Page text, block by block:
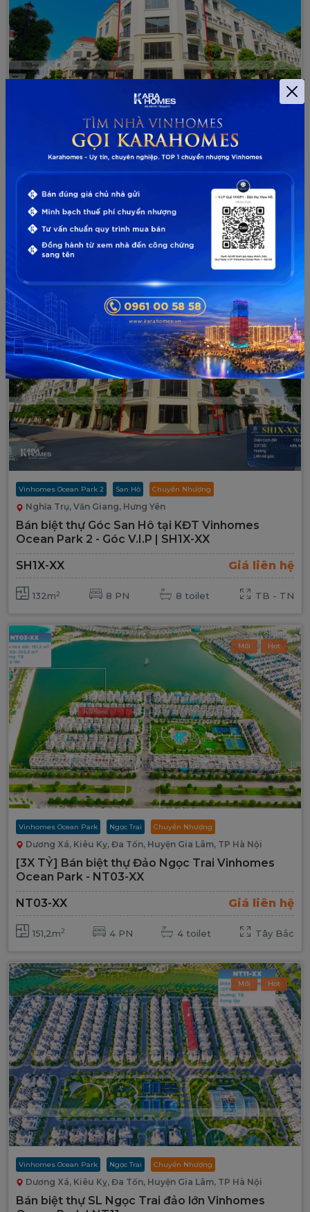
Vinhomes Ocean Park 2 Từ Vinhomes
Nghĩa Trụ, Văn Giang, Hưng Yên
Bán liền kề Vinhomes Ocean Park 2 - Căn góc
gần K-Town - SH0X-XX
SH0X-XX
Giá liên hệ
112m2 Đông Nam - Tây Nam - Tây Bắc
Mới
Vinhomes Ocean Park 2 San Hô Chuyển Nhượng
Nghĩa Trụ, Văn Giang, Hưng Yên
Bán biệt thự Góc San Hô tại KĐT Vinhomes
Ocean Park 2 - Góc V.I.P | SH1X-XX
SH1X-XX
Giá liên hệ
132m2 8 PN 8 toilet TB - TN
Mới Hot
Vinhomes Ocean Park Ngọc Trai Chuyển Nhượng
Dương Xá, Kiêu Kỵ, Đa Tốn, Huyện Gia Lâm, TP Hà Nội
[3X TỶ] Bán biệt thự Đảo Ngọc Trai Vinhomes
Ocean Park - NT03-XX
NT03-XX
Giá liên hệ
151,2m2 4 PN 4 toilet Tây Bắc
Mới Hot
Vinhomes Ocean Park Ngọc Trai Chuyển Nhượng
Dương Xá, Kiêu Kỵ, Đa Tốn, Huyện Gia Lâm, TP Hà Nội
Bán biệt thự SL Ngọc Trai đảo lớn Vinhomes